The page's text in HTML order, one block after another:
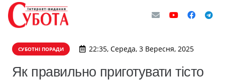
СУБОТНІ ПОРАДИ 22:35, Середа, 3 Вересня, 2025
Як правильно приготувати тісто